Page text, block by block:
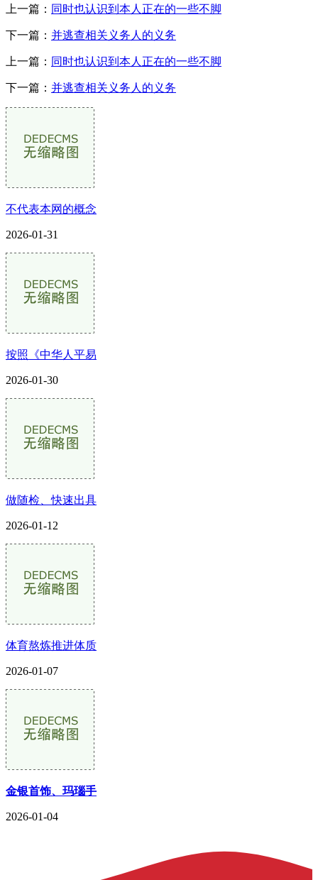
上一篇： 同时也认识到本人正在的一些不脚
下一篇： 并逃查相关义务人的义务
上一篇： 同时也认识到本人正在的一些不脚
下一篇： 并逃查相关义务人的义务
不代表本网的概念
2026-01-31
按照《中华人平易
2026-01-30
做随检、快速出具
2026-01-12
体育熬炼推进体质
2026-01-07
金银首饰、玛瑙手
2026-01-04